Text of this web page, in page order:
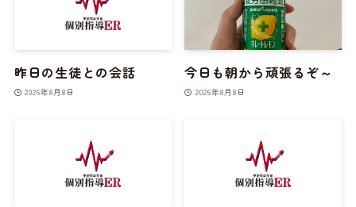
昨日の生徒との会話
2026年8月8日
今日も朝から頑張るぞ～
2026年8月8日